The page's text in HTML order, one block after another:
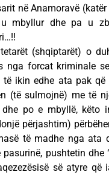
në Anamoravë
mbyllur dhe pa u
(shqiptarët) o
nga forcat kriminale
ikin edhe ata pak që
(të sulmojnë) me të
dhe po e mbyllë, këto
përjashtim)
të madhe nga ata
pushtetin dhe
së atyre që